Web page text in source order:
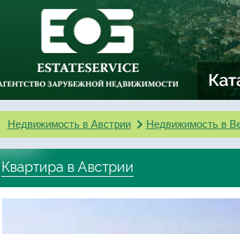
Недвижимость в Австрии Недвижимость в
Квартира в Австрии